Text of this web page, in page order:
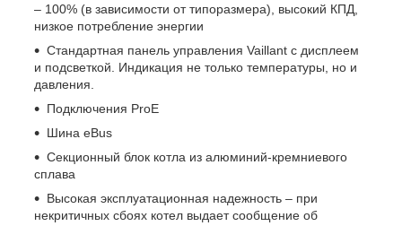
– 100% (в зависимости от типоразмера), высокий КПД,
низкое потребление энергии
Стандартная панель управления Vaillant с дисплеем
и подсветкой. Индикация не только температуры, но и
давления.
Подключения ProE
Шина eBus
Секционный блок котла из алюминий-кремниевого
сплава
Высокая эксплуатационная надежность – при
некритичных сбоях котел выдает сообщение об